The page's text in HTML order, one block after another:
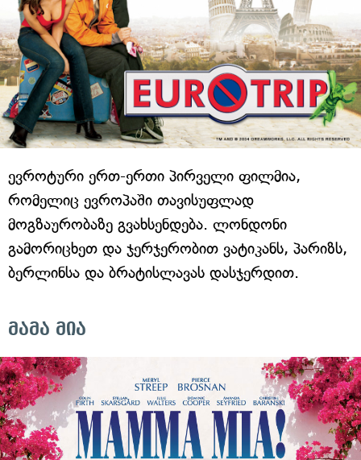
ევროტური ერთ-ერთი პირველი ფილმია,
რომელიც ევროპაში თავისუფლად
მოგზაურობაზე გვახსენდება. ლონდონი
გამორიცხეთ და ჯერჯერობით ვატიკანს, პარიზს,
ბერლინსა და ბრატისლავას დასჯერდით.
მამა მია